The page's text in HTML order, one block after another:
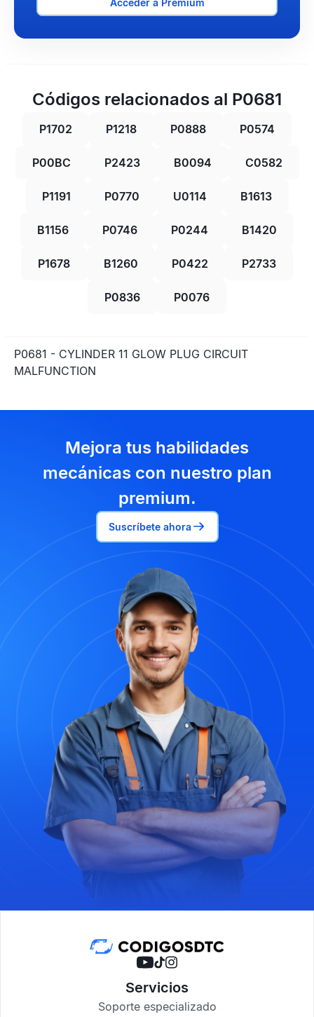
Acceder a Premium
Códigos relacionados al P0681
P1702 P1218 P0888 P0574
P00BC P2423 B0094 C0582
P1191 P0770 U0114 B1613
B1156 P0746 P0244 B1420
P1678 B1260 P0422 P2733
P0836 P0076
P0681 - CYLINDER 11 GLOW PLUG CIRCUIT
MALFUNCTION
Mejora tus habilidades
mecánicas con nuestro plan
premium.
Suscríbete ahora
Servicios
Soporte especializado